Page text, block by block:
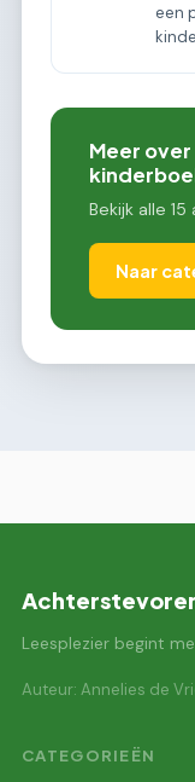
een
Meer
Bekijk alle
Naar
Leesplezier begint
Auteur: Annelies de
CATEGORIEËN